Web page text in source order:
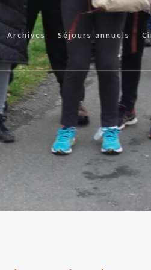
Archives Séjours annuels